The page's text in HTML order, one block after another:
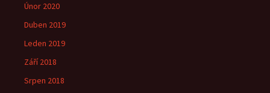
Únor 2020
Duben 2019
Leden 2019
Září 2018
Srpen 2018